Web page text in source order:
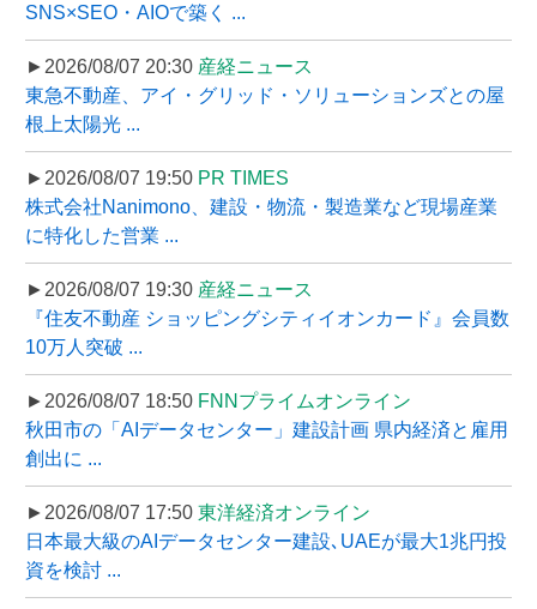
SNS×SEO・AIOで築く ...
►2026/08/07 20:30 産経ニュース
東急不動産、アイ・グリッド・ソリューションズとの屋
根上太陽光 ...
►2026/08/07 19:50 PR TIMES
株式会社Nanimono、建設・物流・製造業など現場産業
に特化した営業 ...
►2026/08/07 19:30 産経ニュース
『住友不動産 ショッピングシティイオンカード』会員数
10万人突破 ...
►2026/08/07 18:50 FNNプライムオンライン
秋田市の「AIデータセンター」建設計画 県内経済と雇用
創出に ...
►2026/08/07 17:50 東洋経済オンライン
日本最大級のAIデータセンター建設､UAEが最大1兆円投
資を検討 ...